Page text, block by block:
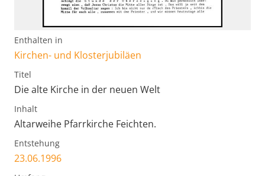
Enthalten in
Kirchen- und Klosterjubiläen
Titel
Die alte Kirche in der neuen Welt
Inhalt
Altarweihe Pfarrkirche Feichten.
Entstehung
23.06.1996